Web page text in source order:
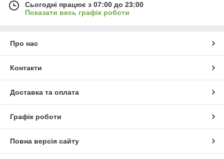
Сьогодні працює з 07:00 до 23:00
Показати весь графік роботи
Про нас
Контакти
Доставка та оплата
Графік роботи
Повна версія сайту